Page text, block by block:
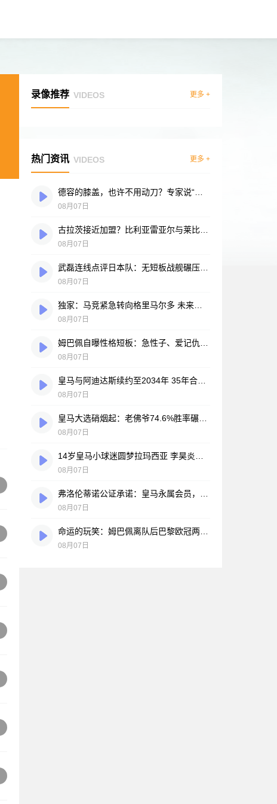
录像推荐 VIDEOS 更多 +
热门资讯 VIDEOS 更多 +
08月07日
08月07日
08月07日
08月07日
08月07日
08月07日
08月07日
08月07日
08月07日
08月07日